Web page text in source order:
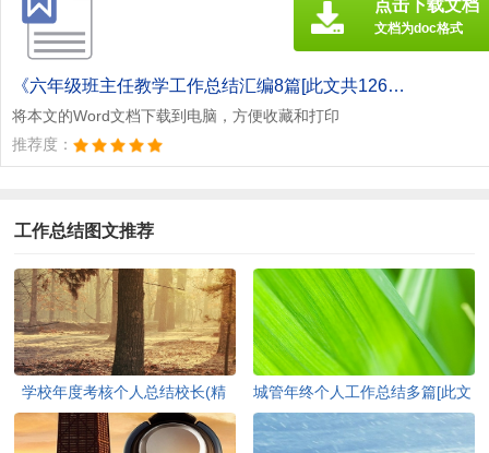
《六年级班主任教学工作总结汇编8篇[此文共12674字].doc》
将本文的Word文档下载到电脑，方便收藏和打印
推荐度：
点击下载文档
文档为doc格式
工作总结图文推荐
学校年度考核个人总结校长(精
选多篇)[此文共7741字]
城管年终个人工作总结多篇[此文
共6136字]